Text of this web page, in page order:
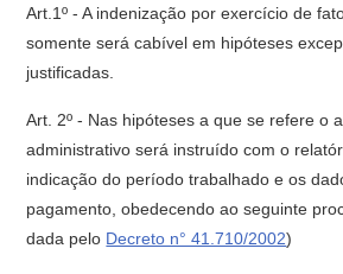
Art.1º - A indenização por exercício de
somente será cabível em hipóteses
justificadas.
Art. 2º - Nas hipóteses a que se refere o
administrativo será instruído com o
indicação do período trabalhado e os
pagamento, obedecendo ao seguinte
dada pelo Decreto n° 41.710/2002)